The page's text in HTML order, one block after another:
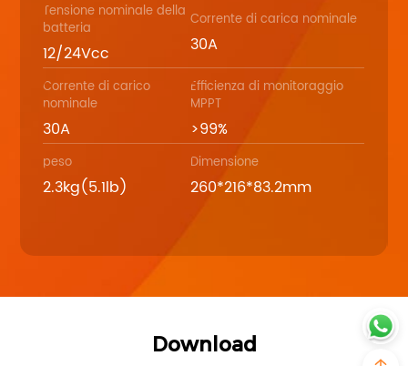
Tensione nominale della
batteria
12/24Vcc
Corrente di carica nominale
30A
Corrente di carico
nominale
30A
Efficienza di monitoraggio
MPPT
>99%
peso
2.3kg(5.1lb)
Dimensione
260*216*83.2mm
Download